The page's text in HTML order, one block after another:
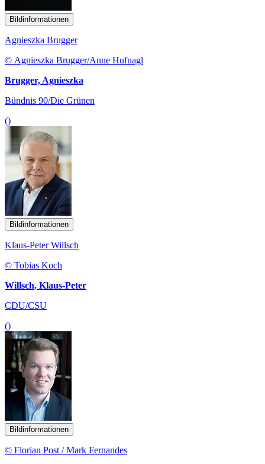
Bildinformationen
Agnieszka Brugger
© Agnieszka Brugger/Anne Hufnagl
Brugger, Agnieszka
Bündnis 90/Die Grünen
()
Bildinformationen
Klaus-Peter Willsch
© Tobias Koch
Willsch, Klaus-Peter
CDU/CSU
()
Bildinformationen
© Florian Post / Mark Fernandes